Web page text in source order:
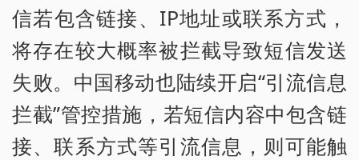
信若包含链接、IP地址或联系方式，
将存在较大概率被拦截导致短信发送
失败。中国移动也陆续开启“引流信息
拦截”管控措施，若短信内容中包含链
接、联系方式等引流信息，则可能触